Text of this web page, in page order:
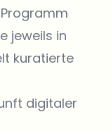
jeweils in
kuratierte
digitaler